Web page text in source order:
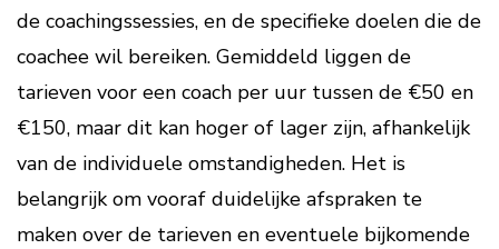
de coachingssessies, en de specifieke doelen die de
coachee wil bereiken. Gemiddeld liggen de
tarieven voor een coach per uur tussen de €50 en
€150, maar dit kan hoger of lager zijn, afhankelijk
van de individuele omstandigheden. Het is
belangrijk om vooraf duidelijke afspraken te
maken over de tarieven en eventuele bijkomende